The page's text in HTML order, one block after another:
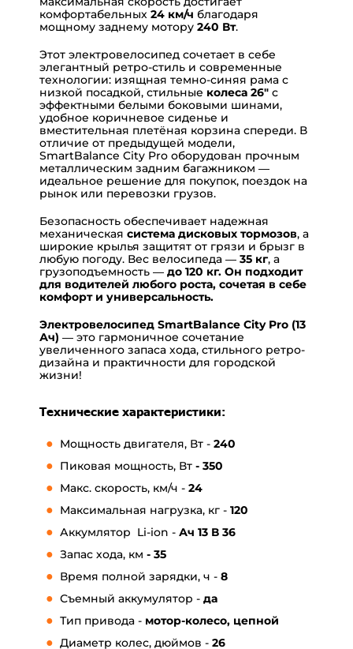
комфортабельных 24 км/ч благодаря
мощному заднему мотору 240 Вт.
Этот электровелосипед сочетает в себе
элегантный ретро-стиль и современные
технологии: изящная темно-синяя рама с
низкой посадкой, стильные колеса 26" с
эффектными белыми боковыми шинами,
удобное коричневое сиденье и
вместительная плетёная корзина спереди. В
отличие от предыдущей модели,
SmartBalance City Pro оборудован прочным
металлическим задним багажником —
идеальное решение для покупок, поездок на
рынок или перевозки грузов.
Безопасность обеспечивает надежная
механическая система дисковых тормозов, а
широкие крылья защитят от грязи и брызг в
любую погоду. Вес велосипеда — 35 кг, а
грузоподъемность — до 120 кг. Он подходит
для водителей любого роста, сочетая в себе
комфорт и универсальность.
Электровелосипед SmartBalance City Pro (13
Ач) — это гармоничное сочетание
увеличенного запаса хода, стильного ретро-
дизайна и практичности для городской
жизни!
Технические характеристики:
Мощность двигателя, Вт - 240
Пиковая мощность, Вт - 350
Макс. скорость, км/ч - 24
Максимальная нагрузка, кг - 120
Аккумлятор Li-ion - Ач 13 В 36
Запас хода, км - 35
Время полной зарядки, ч - 8
Съемный аккумулятор - да
Тип привода - мотор-колесо, цепной
Диаметр колес, дюймов - 26